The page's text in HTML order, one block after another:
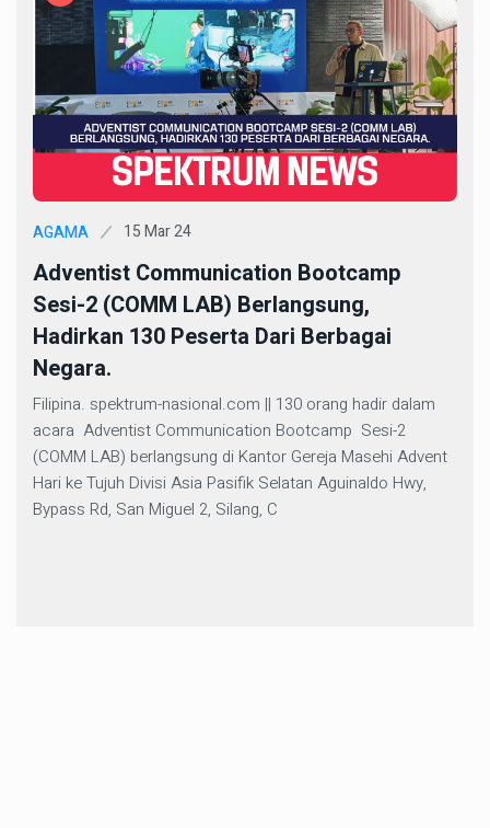
AGAMA 15 Mar 24
Adventist Communication Bootcamp
Sesi-2 (COMM LAB) Berlangsung,
Hadirkan 130 Peserta Dari Berbagai
Negara.
Filipina. spektrum-nasional.com || 130 orang hadir dalam
acara Adventist Communication Bootcamp Sesi-2
(COMM LAB) berlangsung di Kantor Gereja Masehi Advent
Hari ke Tujuh Divisi Asia Pasifik Selatan Aguinaldo Hwy,
Bypass Rd, San Miguel 2, Silang, C